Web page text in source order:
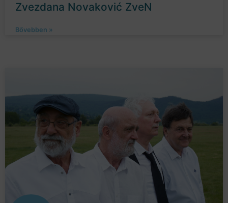
Zvezdana Novaković ZveN
Bővebben »